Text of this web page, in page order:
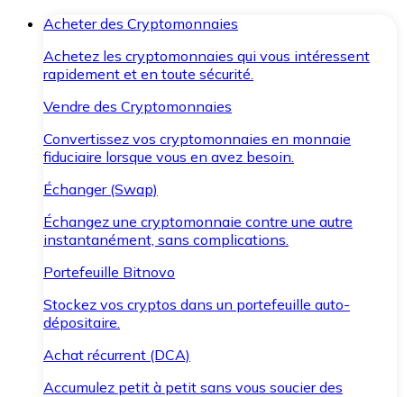
Acheter des Cryptomonnaies
Achetez les cryptomonnaies qui vous intéressent
rapidement et en toute sécurité.
Vendre des Cryptomonnaies
Convertissez vos cryptomonnaies en monnaie
fiduciaire lorsque vous en avez besoin.
Échanger (Swap)
Échangez une cryptomonnaie contre une autre
instantanément, sans complications.
Portefeuille Bitnovo
Stockez vos cryptos dans un portefeuille auto-
dépositaire.
Achat récurrent (DCA)
Accumulez petit à petit sans vous soucier des